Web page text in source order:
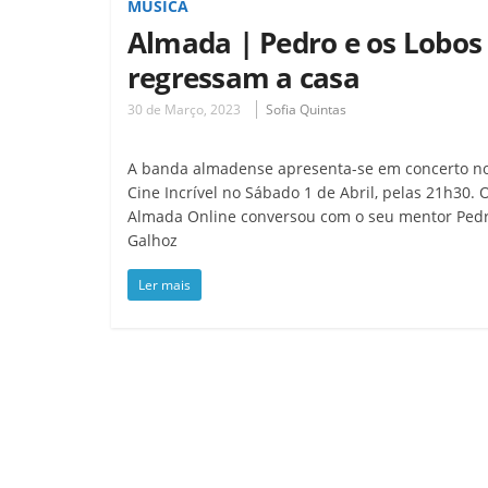
MÚSICA
Almada | Pedro e os Lobos
regressam a casa
30 de Março, 2023 Sofia Quintas
A banda almadense apresenta-se em concerto
Cine Incrível no Sábado 1 de Abril, pelas 21h30.
Almada Online conversou com o seu mentor
Galhoz
Ler mais